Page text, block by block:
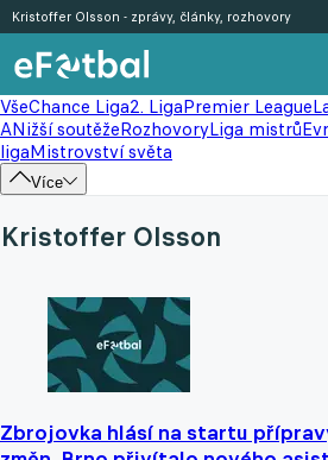
VšeChance Liga2. LigaPremier League
ANižší soutěžeRozhovoryLiga mistrů
ligaMistrovství světa
Více
Kristoffer Olsson - zprávy, články, rozhovory
Kristoffer Olsson
Zbrojovka hlásí na startu